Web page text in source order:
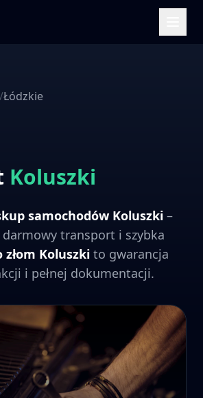
/Łódzkie
Koluszki
samochodów Koluszki –
darmowy transport i szybka
złom Koluszki to gwarancja
i pełnej dokumentacji.